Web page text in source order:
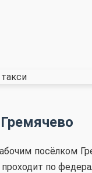
посёлком
по